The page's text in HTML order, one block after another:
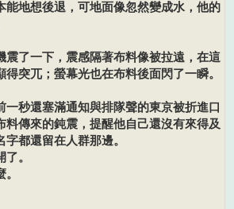
地想後退，可地面像忽然變成水，他的
了一下，震感隔著布料像被拉遠，在這
得突兀；螢幕光也在布料後面閃了一瞬。
秒還塞滿通知與排隊聲的東京被折進口
料傳來的鈍震，提醒他自己還沒有來得及
都還留在人群那邊。
。